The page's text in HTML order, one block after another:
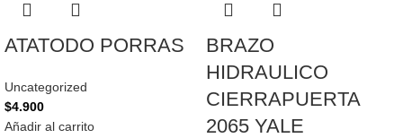
ATATODO PORRAS
Uncategorized
$4.900
Añadir al carrito
BRAZO
HIDRAULICO
CIERRAPUERTA
2065 YALE